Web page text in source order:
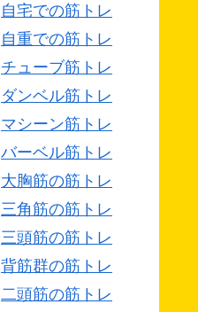
自宅での筋トレ
自重での筋トレ
チューブ筋トレ
ダンベル筋トレ
マシーン筋トレ
バーベル筋トレ
大胸筋の筋トレ
三角筋の筋トレ
三頭筋の筋トレ
背筋群の筋トレ
二頭筋の筋トレ